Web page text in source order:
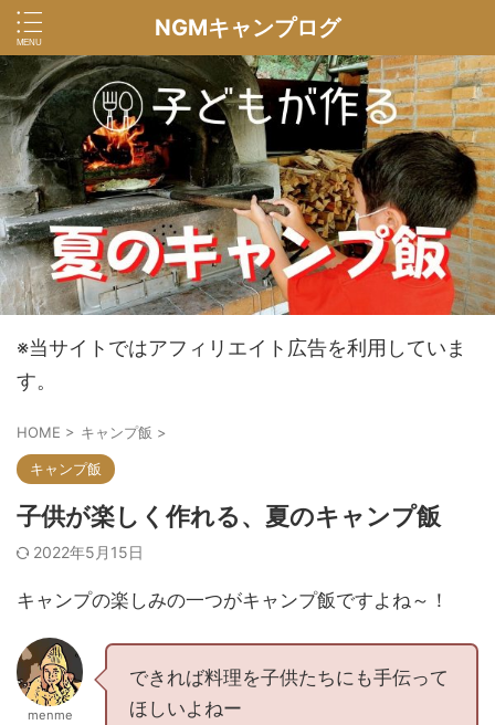
NGMキャンプログ
※当サイトではアフィリエイト広告を利用していま
す。
HOME > キャンプ飯 >
キャンプ飯
子供が楽しく作れる、夏のキャンプ飯
2022年5月15日
キャンプの楽しみの一つがキャンプ飯ですよね～！
menme
できれば料理を子供たちにも手伝って
ほしいよねー